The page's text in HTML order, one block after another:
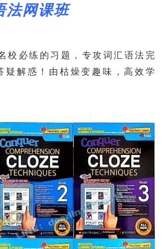
法网课班
校必练的习题，专攻词汇语法完
疑解惑！由枯燥变趣味，高效学